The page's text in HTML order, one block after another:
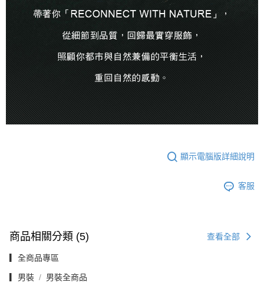
顯示電腦版詳細說明
客服
商品相關分類 (5) 查看全部
▎全商品專區
▎男裝 男裝全商品